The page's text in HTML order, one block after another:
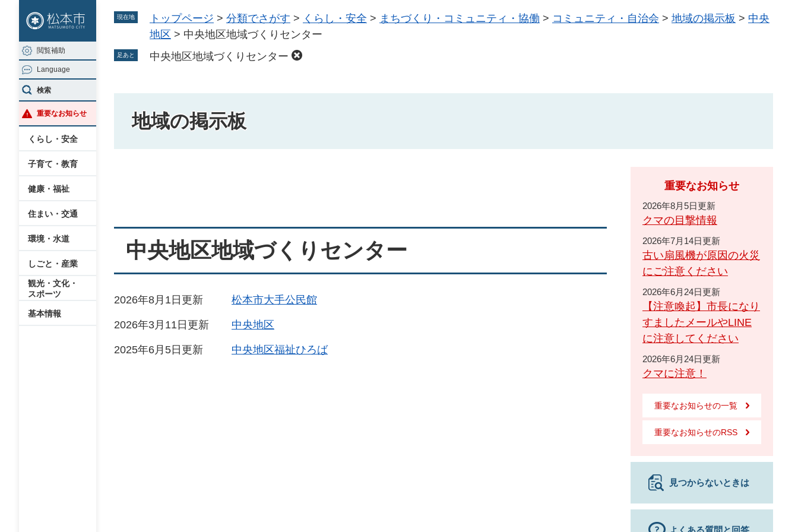
ジ
の
先
頭
で
す
ュ
ー
を
飛
ば
し
閲覧補助
Language
検索
重要なお知らせ
くらし・安全
子育て・教育
健康・福祉
住まい・交通
環境・水道
しごと・産業
観光・文化・
スポーツ
基本情報
現在地 トップページ > 分類でさがす > くらし・安全 > まちづくり・コミュニティ・協働 > コミュニティ・自治会 > 地域の掲示板 > 中央
地区 > 中央地区地域づくりセンター
足あと 中央地区地域づくりセンター
地域の掲示板
中央地区地域づくりセンター
2026年8月1日更新 松本市大手公民館
2026年3月11日更新 中央地区
2025年6月5日更新 中央地区福祉ひろば
重要なお知らせ
2026年8月5日更新
クマの目撃情報
2026年7月14日更新
古い扇風機が原因の火災
にご注意ください
2026年6月24日更新
【注意喚起】市長になり
すましたメールやLINE
に注意してください
2026年6月24日更新
クマに注意！
重要なお知らせの一覧
重要なお知らせのRSS
見つからないときは
よくある質問と回答